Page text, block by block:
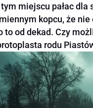
miejscu pałac dla
kopcu, że
to od dekad. Czy
rodu